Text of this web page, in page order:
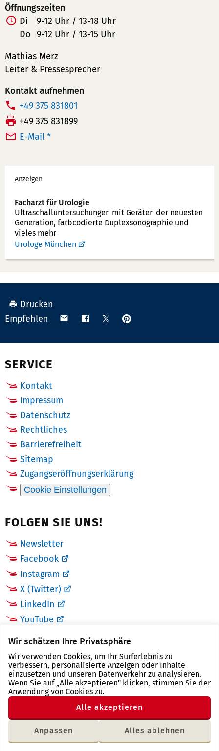
Wir schätzen Ihre Privatsphäre
Wir verwenden Cookies, um Ihr Surferlebnis zu
verbessern, personalisierte Anzeigen oder Inhalte
einzusetzen und unseren Datenverkehr zu analysieren.
Wenn Sie auf „Alle akzeptieren" klicken, stimmen Sie der
Anwendung von Cookies zu.
Anpassen Alles ablehnen
Alle akzeptieren
Öffnungszeiten
Di
9-12 Uhr / 13-18 Uhr
Do 9-12 Uhr / 13-15 Uhr
Mathias Merz
Leiter & Pressesprecher
Kontakt aufnehmen
T
e
l
n
u
m
m
e
r:
+49 375 831801
F
a
+49 375 831899
E-Mail *
Werbung
Anzeigen
Facharzt für Urologie
Ultraschallunter­suchungen mit Geräten der neuesten
Generation, farbcodierte Duplex­sonographie und
vieles mehr
Urologe München
Drucken
Empfehlen
Teilen Teilen TeilenAnpinnen
SERVICE
Kontakt
Impressum
Datenschutz
Rechtliches
Barrierefreiheit
Sitemap
Zugangseröffnungserklärung
Cookie Einstellungen
FOLGEN SIE UNS!
Newsletter
Facebook
Instagram
X (Twitter)
LinkedIn
YouTube
LINKS
Landkreis Zwickau
Tourismusregion Zwickau
Freistaat Sachsen
Region Zwickau